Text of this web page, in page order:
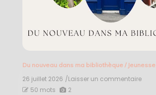
Du nouveau dans ma bibliothèque/ Jeunesse
26 juillet 2026 /Laisser un commentaireon
50 mots 2